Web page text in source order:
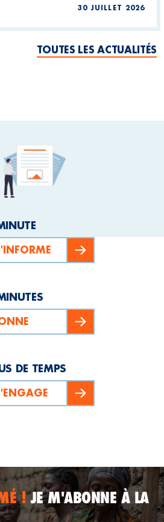
30 JUILLET 2026
TOUTES LES ACTUALITÉS
DE TEMPS
!JE M'ABONNE À LA